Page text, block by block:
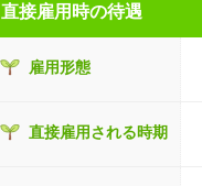
直接雇用時の待遇
雇用形態
直接雇用される時期